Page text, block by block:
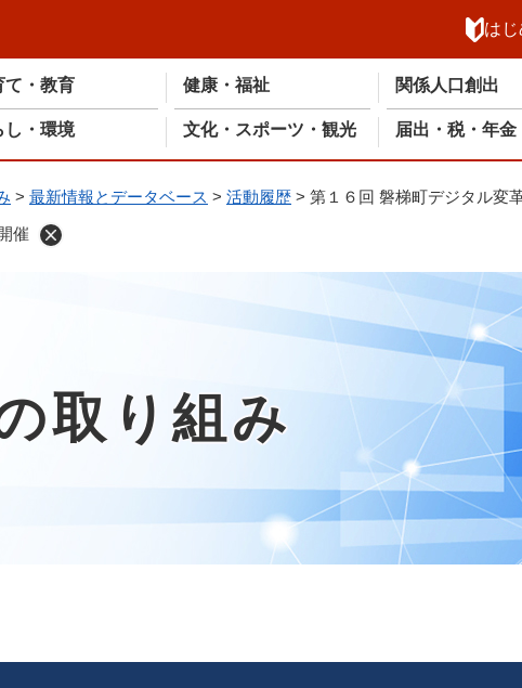
は
て・教育 健康・福祉 関係人口創出
し・環境 文化・スポーツ・観光 届出・税・年金
> 最新情報とデータベース > 活動履歴 > 第１６回 磐梯町デジタル変
催
取り組み